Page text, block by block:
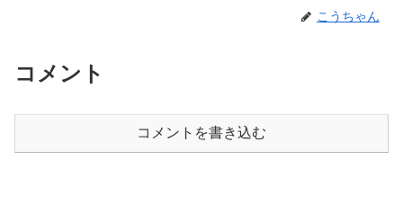
こうちゃん
コメント
コメントを書き込む